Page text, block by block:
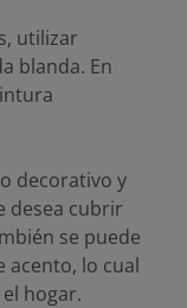
utilizar
blanda. En
decorativo y
desea cubrir
se puede
acento, lo cual
hogar.